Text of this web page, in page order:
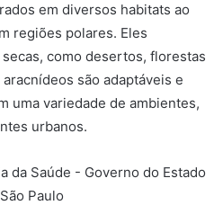
em diversos habitats ao
regiões polares. Eles
como desertos, florestas
são adaptáveis e
uma variedade de ambientes,
urbanos.